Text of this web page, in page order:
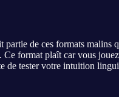
de ces formats
format plaît car vous
de tester votre intuition